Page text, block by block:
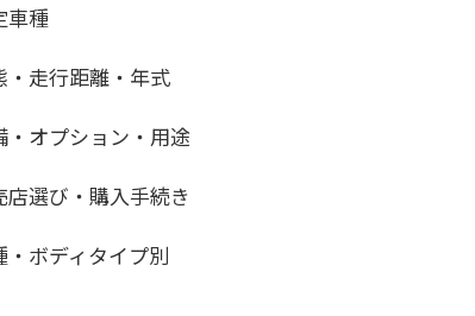
車種
・走行距離・年式
・オプション・用途
店選び・購入手続き
・ボディタイプ別